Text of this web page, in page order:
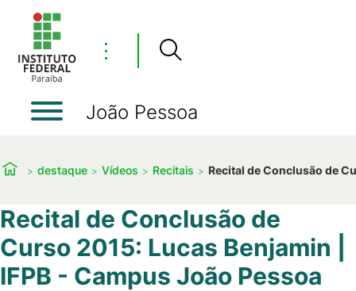
⋮
João Pessoa
destaque Vídeos Recitais Recital de Conclusão de
Recital de Conclusão de
Curso 2015: Lucas Benjamin |
IFPB - Campus João Pessoa